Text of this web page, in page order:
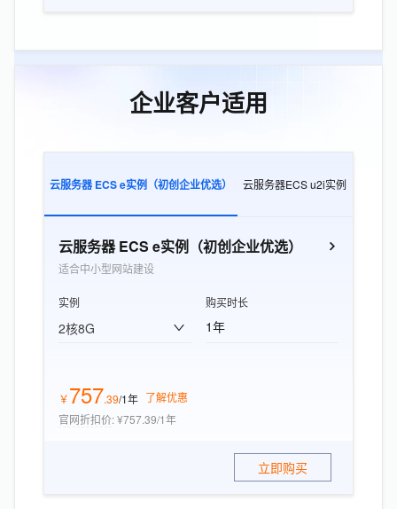
企业客户适用
云服务器 ECS e实例（初创企业优选） 云服务器ECS u2i实例
云服务器 ECS e实例（初创企业优选）
适合中小型网站建设
实例
2核8G
购买时长
1年
￥757.39/1年 了解优惠
官网折扣价:¥757.39/1年
立即购买